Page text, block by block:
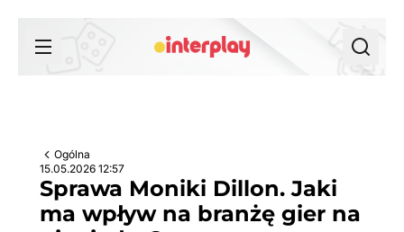
Ogólna
15.05.2026 12:57
Sprawa Moniki Dillon. Jaki
ma wpływ na branżę gier na